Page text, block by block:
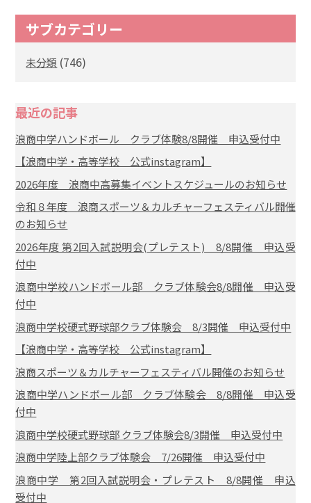
サブカテゴリー
未分類 (746)
最近の記事
浪商中学ハンドボール クラブ体験8/8開催 申込受付中
【浪商中学・高等学校 公式instagram】
2026年度 浪商中高募集イベントスケジュールのお知らせ
令和８年度 浪商スポーツ＆カルチャーフェスティバル開催
のお知らせ
2026年度 第2回入試説明会(プレテスト) 8/8開催 申込受
付中
浪商中学校ハンドボール部 クラブ体験会8/8開催 申込受
付中
浪商中学校硬式野球部クラブ体験会 8/3開催 申込受付中
【浪商中学・高等学校 公式instagram】
浪商スポーツ＆カルチャーフェスティバル開催のお知らせ
浪商中学ハンドボール部 クラブ体験会 8/8開催 申込受
付中
浪商中学校硬式野球部 クラブ体験会8/3開催 申込受付中
浪商中学陸上部クラブ体験会 7/26開催 申込受付中
浪商中学 第2回入試説明会・プレテスト 8/8開催 申込
受付中